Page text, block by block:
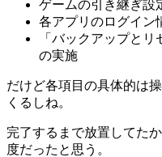
ゲームの引き継ぎ設
各アプリのログイン
「バックアップとリ
の実施
だけど各項目の具体的は
くるしね。
完了するまで放置してた
度だったと思う。